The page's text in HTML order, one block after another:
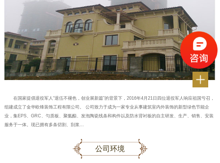
在国家提倡退役军人“退伍不褪色，创业展新篇”的背景下，2016年4月21日四位退役军人响应祖国亏召，
组建成立了金华欧锋装饰工程有限公司。 公司致力于成为一家专业从事建筑室内外装饰的新型绿色节能企
业，集EPS、GRC、匀质板、聚氨酯、发泡陶瓷线条和构件以及防水背衬板的自主研发、生产、销售、安装
服务于一体。现已拥有多条切割、刮浆...
公司环境